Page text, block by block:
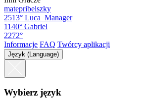
matepribelszky
2513° Luca_Manager
1140° Gabriel
2272°
Informacje FAQ Twórcy aplikacji
Język (Language)
Wybierz język